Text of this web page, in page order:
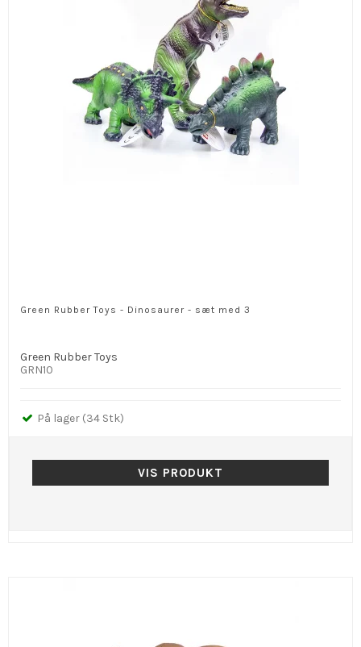
Green Rubber Toys - Dinosaurer - sæt med 3
Green Rubber Toys
GRN10
På lager (34 Stk)
VIS PRODUKT